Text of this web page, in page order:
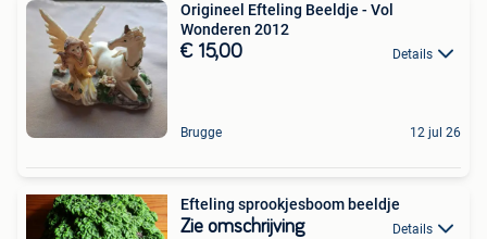
Origineel Efteling Beeldje - Vol
Wonderen 2012
€ 15,00 Details
Brugge 12 jul 26
Efteling sprookjesboom beeldje
Zie omschrijving Details